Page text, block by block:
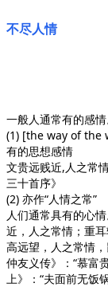
不尽人情
一般人通常有的感情
(1) [the way of the
有的思想感情
文贵远贱近,人之常
三十首序》
(2) 亦作“人情之常”
人们通常具有的心
近，人之常情；重
高远望，人之常情
仲友义传》
：“慕富
上》
：“夫面前无饭